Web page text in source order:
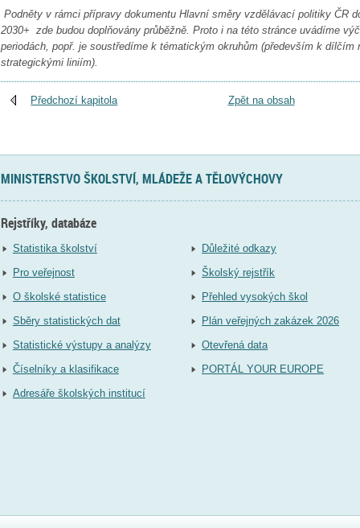
Podněty v rámci přípravy dokumentu Hlavní směry vzdělávací politiky ČR
2030+ zde budou doplňovány průběžně. Proto i na této stránce uvádíme
periodách, popř. je soustředíme k tématickým okruhům (především k
strategickými liniím).
Předchozí kapitola Zpět na obsah
MINISTERSTVO ŠKOLSTVÍ, MLÁDEŽE A TĚLOVÝCHOVY
Rejstříky, databáze
Statistika školství
Pro veřejnost
O školské statistice
Sběry statistických dat
Statistické výstupy a analýzy
Číselníky a klasifikace
Adresáře školských institucí
Důležité odkazy
Školský rejstřík
Přehled vysokých škol
Plán veřejných zakázek 2026
Otevřená data
PORTÁL YOUR EUROPE